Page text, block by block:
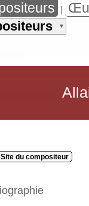
Site du compositeur
▼